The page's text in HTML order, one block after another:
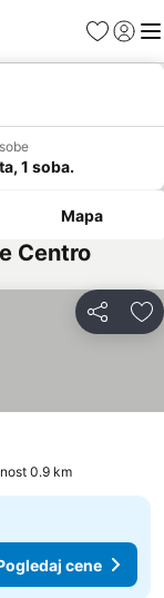
FavoritiPrijavi
1 soba.
Mapa
Centro
Deli
0.9 km
cene